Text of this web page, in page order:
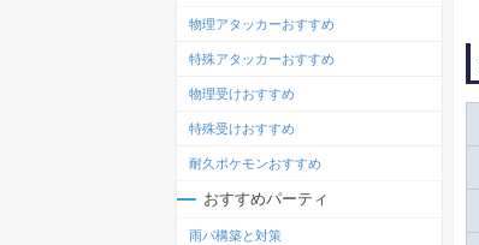
物理アタッカーおすすめ
特殊アタッカーおすすめ
物理受けおすすめ
特殊受けおすすめ
耐久ポケモンおすすめ
おすすめパーティ
雨パ構築と対策